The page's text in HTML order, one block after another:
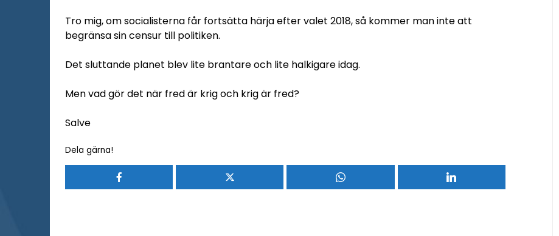
Tro mig, om socialisterna får fortsätta härja efter valet 2018, så kommer man inte att
begränsa sin censur till politiken.
Det sluttande planet blev lite brantare och lite halkigare idag.
Men vad gör det när fred är krig och krig är fred?
Salve
Dela gärna!